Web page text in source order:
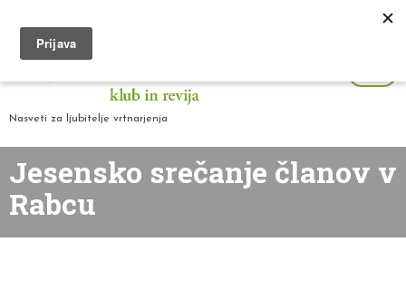
Nasveti za ljubitelje vrtnarjenja
Jesensko srečanje članov v
Rabcu